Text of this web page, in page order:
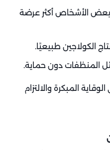
بعض الأشخاص أكثر عرضة
الكولاجين طبيعيًا.
المنظفات دون حماية.
المبكرة والالتزام